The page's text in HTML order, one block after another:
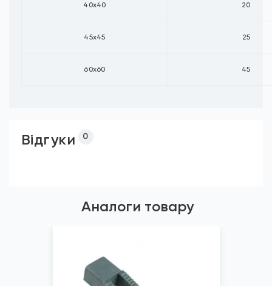
40х40 20
45х45 25
60х60 45
Відгуки 0
Аналоги товару